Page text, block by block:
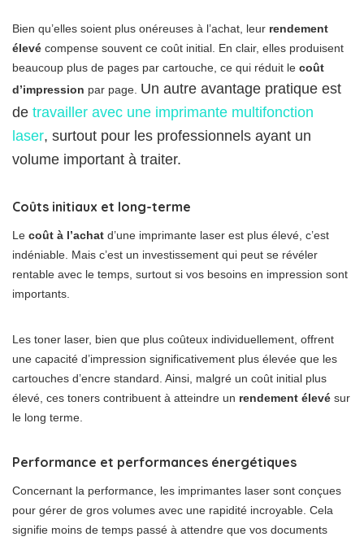
Bien qu’elles soient plus onéreuses à l’achat, leur rendement
élevé compense souvent ce coût initial. En clair, elles produisent
beaucoup plus de pages par cartouche, ce qui réduit le coût
d’impression par page. Un autre avantage pratique est
de travailler avec une imprimante multifonction
laser, surtout pour les professionnels ayant un
volume important à traiter.
Coûts initiaux et long-terme
Le coût à l’achat d’une imprimante laser est plus élevé, c’est
indéniable. Mais c’est un investissement qui peut se révéler
rentable avec le temps, surtout si vos besoins en impression sont
importants.
Les toner laser, bien que plus coûteux individuellement, offrent
une capacité d’impression significativement plus élevée que les
cartouches d’encre standard. Ainsi, malgré un coût initial plus
élevé, ces toners contribuent à atteindre un rendement élevé sur
le long terme.
Performance et performances énergétiques
Concernant la performance, les imprimantes laser sont conçues
pour gérer de gros volumes avec une rapidité incroyable. Cela
signifie moins de temps passé à attendre que vos documents